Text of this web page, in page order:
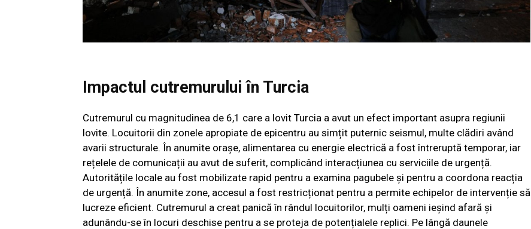
Impactul cutremurului în Turcia
Cutremurul cu magnitudinea de 6,1 care a lovit Turcia a avut un efect important asupra regiunii
lovite. Locuitorii din zonele apropiate de epicentru au simțit puternic seismul, multe clădiri având
avarii structurale. În anumite orașe, alimentarea cu energie electrică a fost întreruptă temporar, iar
rețelele de comunicații au avut de suferit, complicând interacțiunea cu serviciile de urgență.
Autoritățile locale au fost mobilizate rapid pentru a examina pagubele și pentru a coordona reacția
de urgență. În anumite zone, accesul a fost restricționat pentru a permite echipelor de intervenție să
lucreze eficient. Cutremurul a creat panică în rândul locuitorilor, mulți oameni ieșind afară și
adunându-se în locuri deschise pentru a se proteja de potențialele replici. Pe lângă daunele